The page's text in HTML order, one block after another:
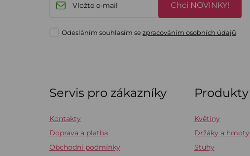
Chci NOVINKY!
Odesláním souhlasím sezpracováním osobních údajů.
Servis pro zákazníky
Kontakty
Doprava a platba
Obchodní podmínky
Produkty
Květiny
Držáky a hmoty
Stuhy